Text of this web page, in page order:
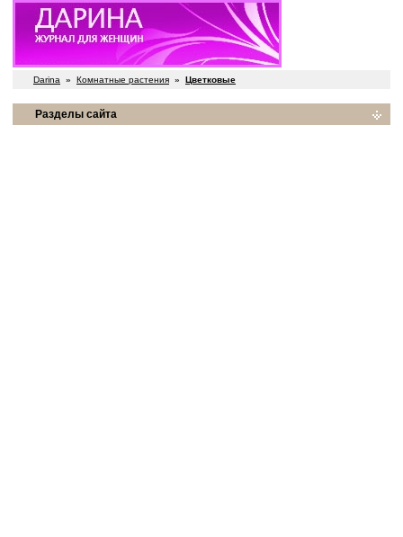
Darina » Комнатные растения » Цветковые
Разделы сайта